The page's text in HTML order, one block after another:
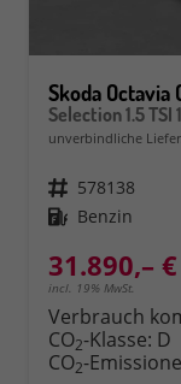
Skoda Octavia
Selection 1.5 TSI
unverbindliche
Fahrzeugnr. 578138
Kraftstoff Benzin
31.890,– €
incl. 19% MwSt.
Verbrauch
CO2-Klasse: D
CO2-